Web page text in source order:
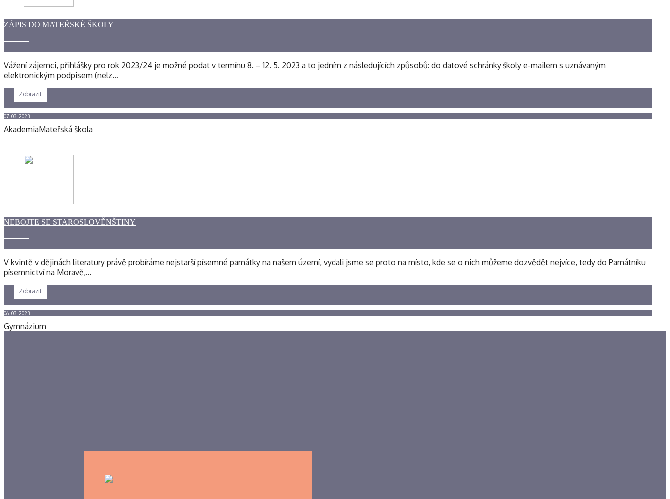
ZÁPIS DO MATEŘSKÉ ŠKOLY
Vážení zájemci, přihlášky pro rok 2023/24 je možné podat v termínu 8. – 12. 5. 2023 a to jedním z následujících způsobů: do datové schránky školy e-mailem s uznávaným
elektronickým podpisem (nelz…
Zobrazit
07. 03. 2023
AkademiaMateřská škola
NEBOJTE SE STAROSLOVĚNŠTINY
V kvintě v dějinách literatury právě probíráme nejstarší písemné památky na našem území, vydali jsme se proto na místo, kde se o nich můžeme dozvědět nejvíce, tedy do Památníku
písemnictví na Moravě,…
Zobrazit
06. 03. 2023
Gymnázium